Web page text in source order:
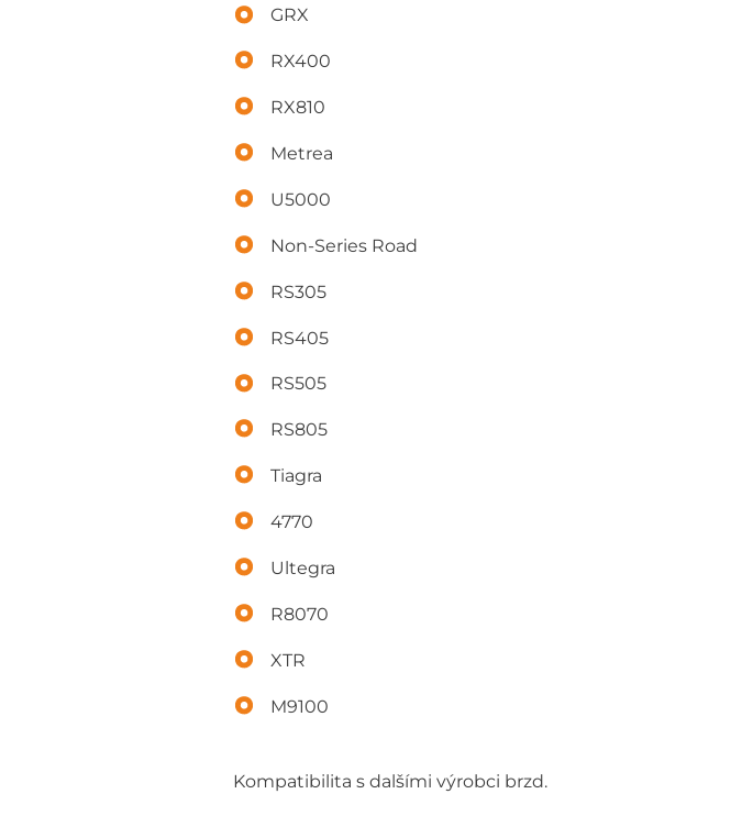
GRX
RX400
RX810
Metrea
U5000
Non-Series Road
RS305
RS405
RS505
RS805
Tiagra
4770
Ultegra
R8070
XTR
M9100
Kompatibilita s dalšími výrobci brzd.